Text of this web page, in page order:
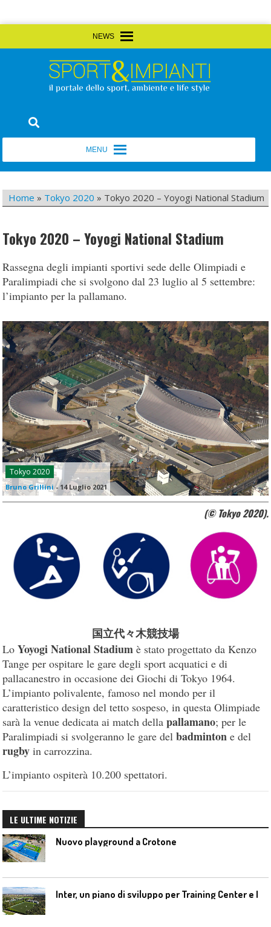
to
Sport&Impianti
Home » Tokyo 2020 » Tokyo 2020 – Yoyogi National Stadium
Tokyo 2020 – Yoyogi National Stadium
Rassegna degli impianti sportivi sede delle Olimpiadi e
Paralimpiadi che si svolgono dal 23 luglio al 5 settembre:
l’impianto per la pallamano.
Tokyo 2020
Bruno Grillini-14 Luglio 2021
(© Tokyo 2020).
国立代々木競技場
LoYoyogi National Stadium è stato progettato da Kenzo
Tange per ospitare le gare degli sport acquatici e di
pallacanestro in occasione dei Giochi di Tokyo 1964.
L’impianto polivalente, famoso nel mondo per il
caratteristico design del tetto sospeso, in questa Olimpiade
sarà la venue dedicata ai match dellapallamano; per le
Paralimpiadi si svolgeranno le gare delbadminton e del
rugby in carrozzina.
L’impianto ospiterà 10.200 spettatori.
LE ULTIME NOTIZIE
Nuovo playground a Crotone